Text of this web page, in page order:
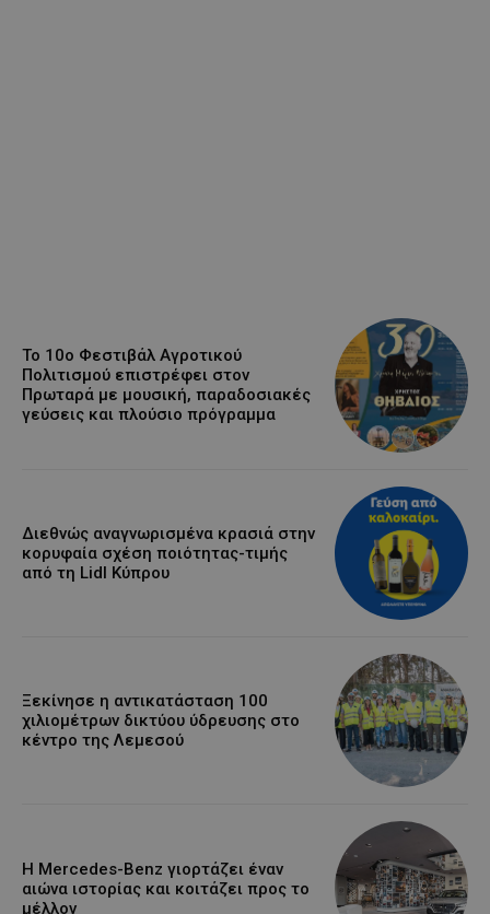
Το 10ο Φεστιβάλ Αγροτικού
Πολιτισμού επιστρέφει στον
Πρωταρά με μουσική, παραδοσιακές
γεύσεις και πλούσιο πρόγραμμα
Διεθνώς αναγνωρισμένα κρασιά στην
κορυφαία σχέση ποιότητας-τιμής
από τη Lidl Κύπρου
Ξεκίνησε η αντικατάσταση 100
χιλιομέτρων δικτύου ύδρευσης στο
κέντρο της Λεμεσού
Η Mercedes-Benz γιορτάζει έναν
αιώνα ιστορίας και κοιτάζει προς το
μέλλον